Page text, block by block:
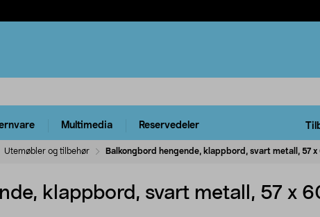
Multimedia Reservedeler
Utemøbler og tilbehør Balkongbord hengende, klappbord, svart metall, 57
klappbord, svart metall, 57 x